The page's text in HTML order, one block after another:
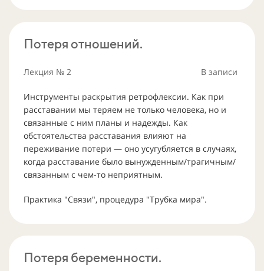
Потеря отношений.
Лекция № 2 В записи
Инструменты раскрытия ретрофлексии. Как при
расставании мы теряем не только человека, но и
связанные с ним планы и надежды. Как
обстоятельства расставания влияют на
переживание потери — оно усугубляется в случаях,
когда расставание было вынужденным/трагичным/
связанным с чем-то неприятным.
Практика "Связи", процедура "Трубка мира".
Потеря беременности.